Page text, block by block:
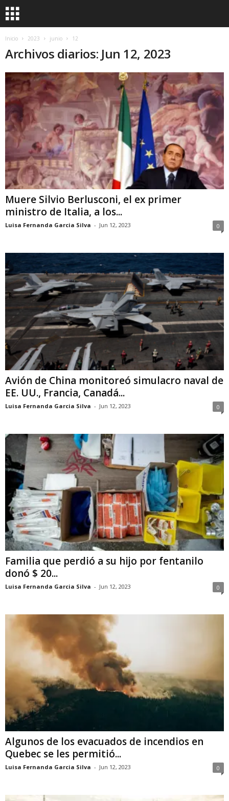
Inicio 2023 junio 12
Archivos diarios: Jun 12, 2023
Muere Silvio Berlusconi, el ex primer
ministro de Italia, a los...
Luisa Fernanda Garcia Silva - Jun 12, 2023 0
Avión de China monitoreó simulacro naval de
EE. UU., Francia, Canadá...
Luisa Fernanda Garcia Silva - Jun 12, 2023 0
Familia que perdió a su hijo por fentanilo
donó $ 20...
Luisa Fernanda Garcia Silva - Jun 12, 2023 0
Algunos de los evacuados de incendios en
Quebec se les permitió...
Luisa Fernanda Garcia Silva - Jun 12, 2023 0